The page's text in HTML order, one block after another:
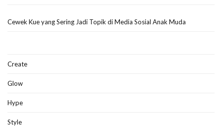
Cewek Kue yang Sering Jadi Topik di Media Sosial Anak Muda
Create
Glow
Hype
Style